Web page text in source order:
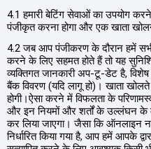
4.1 हमारी बेटिंग सेवाओं का उपयोग
पंजीकृत करना होगा और एक खाता
4.2 जब आप पंजीकरण के दौरान हमें सभी
करने के लिए सहमत होते हैं तो यह
व्यक्तिगत जानकारी अप-टू-डेट है,
बैंक विवरण (यदि लागू हो)। खाता
होगी।ऐसा करने में विफलता के
और इन नियमों और शर्तों के उल्लंघन
कर लिया जाएगा। जैसा कि ऑनलाइन
निर्धारित किया गया है, आप हमें आपके